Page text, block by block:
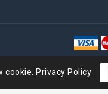
cookie. Privacy Policy